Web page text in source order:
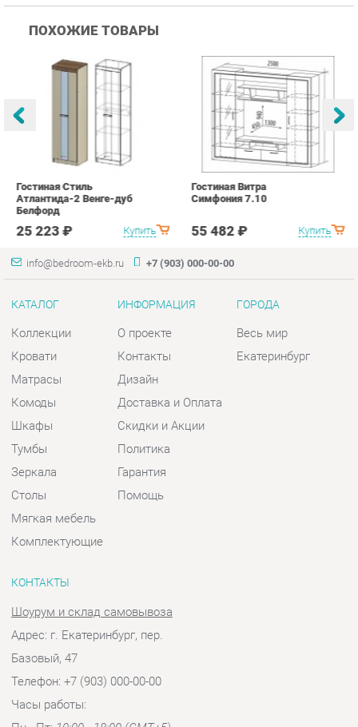
Атлантида-2 Венге-дуб
25 223 ₽ Купить
Гостиная Витра
Симфония 7.10
55 482 ₽
info@bedroom-ekb.ru +7 (903) 000-00-00
КАТАЛОГ
Коллекции
Матрасы
Шкафы
Тумбы
Зеркала
Столы
Мягкая мебель
Комплектующие
ИНФОРМАЦИЯ
Контакты
Дизайн
Скидки и Акции
Политика
Гарантия
Помощь
ГОРОДА
КОНТАКТЫ
Часы работы:
Отправить сообщение